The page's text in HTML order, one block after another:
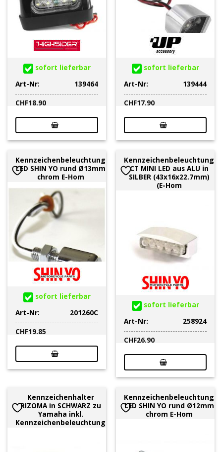
sofort lieferbar
Art-Nr:
139464
CHF18.90
sofort lieferbar
Art-Nr:
139444
CHF17.90
Kennzeichenbeleuchtung
LED SHIN YO rund Ø13mm
chrom E-Hom
sofort lieferbar
Art-Nr:
201260C
CHF19.85
Kennzeichenbeleuchtung
CT MINI LED aus ALU in
SILBER (43x16x22.7mm)
(E-Hom
sofort lieferbar
Art-Nr:
258924
CHF26.90
Kennzeichenhalter
RIZOMA in SCHWARZ zu
Yamaha inkl.
Kennzeichenbeleuchtung
Kennzeichenbeleuchtung
LED SHIN YO rund Ø12mm
chrom E-Hom